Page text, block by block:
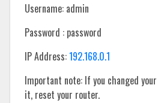
Username: admin
Password : password
IP Address:192.168.0.1
Important note: If you changed
it, reset your router.